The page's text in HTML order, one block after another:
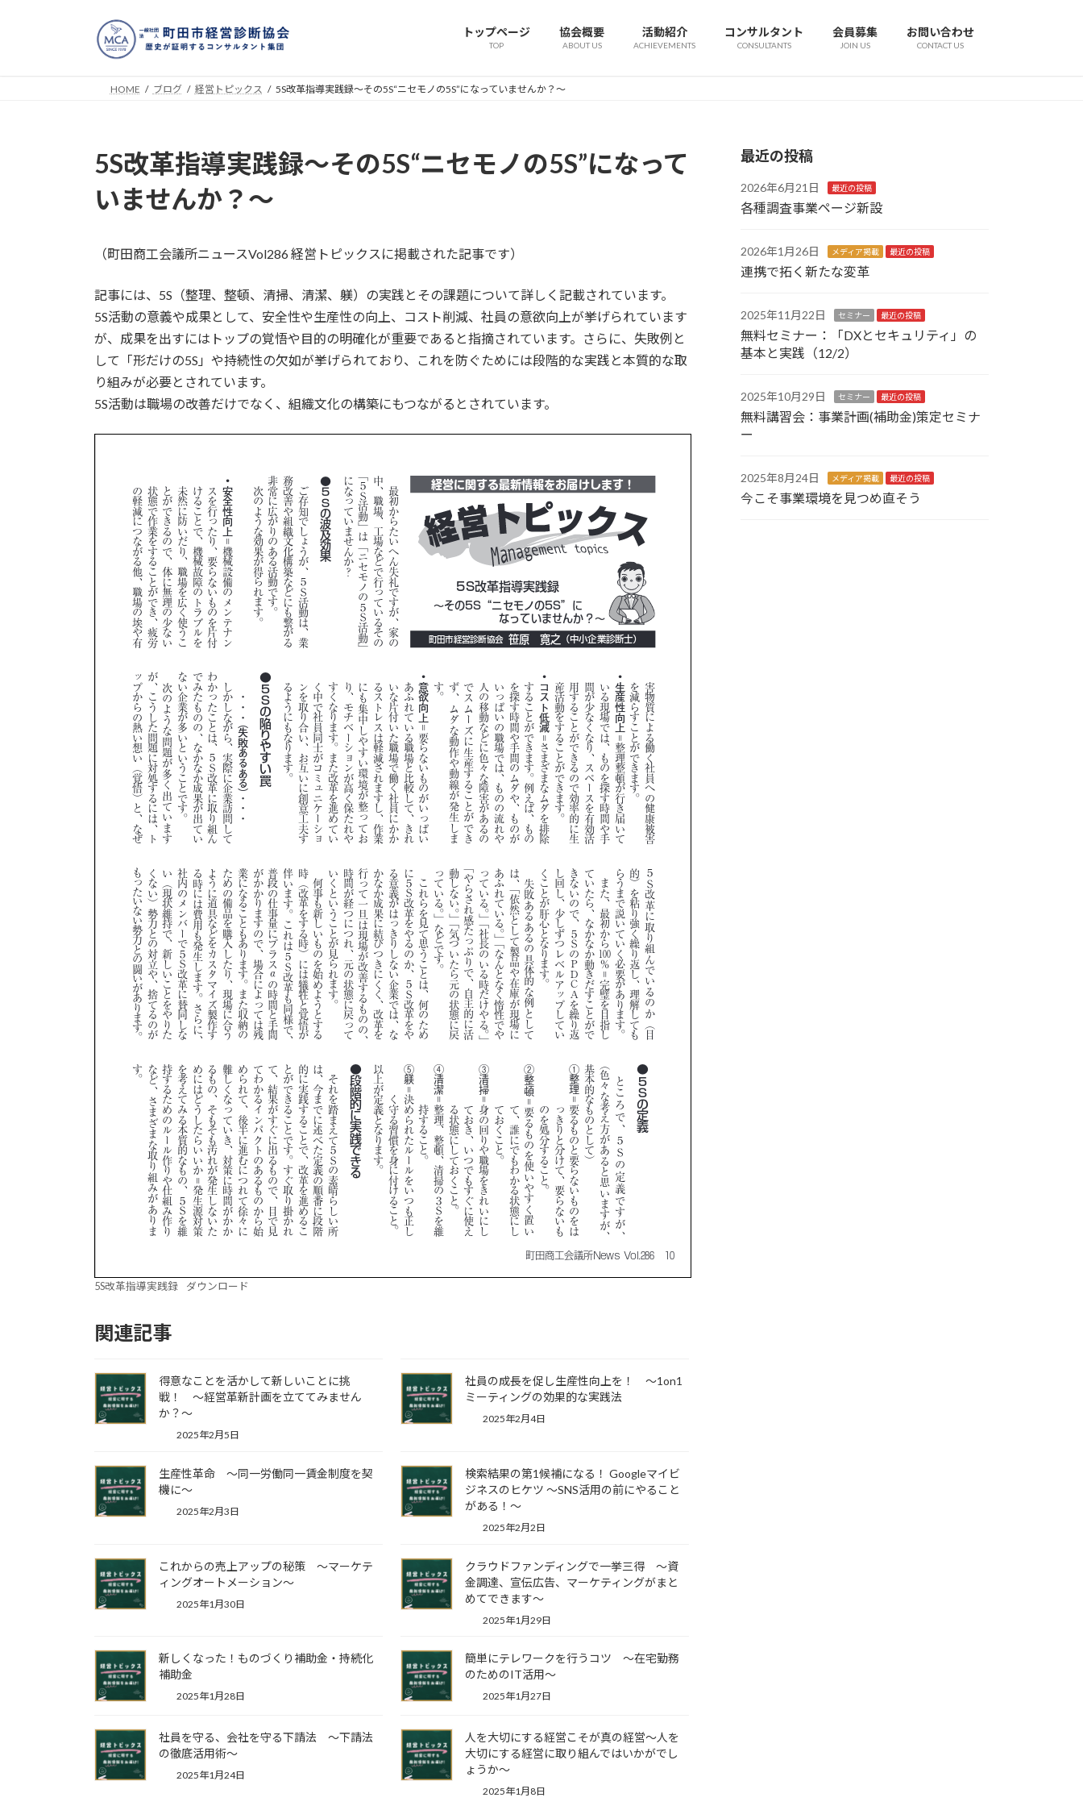
トップページ
TOP
協会概要
ABOUT US
活動紹介
ACHIEVEMENTS
コンサルタント
CONSULTANTS
会員募集
JOIN US
お問い合わせ
CONTACT US
HOME ブログ 経営トピックス 5S改革指導実践録～その5S“ニセモノの5S”になっていませんか？～
5S改革指導実践録～その5S“ニセモノの5S”になって
いませんか？～
（町田商工会議所ニュースVol286 経営トピックスに掲載された記事です）
記事には、5S（整理、整頓、清掃、清潔、躾）の実践とその課題について詳しく記載されています。
5S活動の意義や成果として、安全性や生産性の向上、コスト削減、社員の意欲向上が挙げられています
が、成果を出すにはトップの覚悟や目的の明確化が重要であると指摘されています。さらに、失敗例と
して「形だけの5S」や持続性の欠如が挙げられており、これを防ぐためには段階的な実践と本質的な取
り組みが必要とされています。
5S活動は職場の改善だけでなく、組織文化の構築にもつながるとされています。
5S改革指導実践録 ダウンロード
関連記事
得意なことを活かして新しいことに挑
戦！ ～経営革新計画を立ててみません
か？～
2025年2月5日
社員の成長を促し生産性向上を！ ～1on1
ミーティングの効果的な実践法
2025年2月4日
生産性革命 ～同一労働同一賃金制度を契
機に～
2025年2月3日
検索結果の第1候補になる！ Googleマイビ
ジネスのヒケツ ～SNS活用の前にやること
がある！～
2025年2月2日
これからの売上アップの秘策 ～マーケテ
ィングオートメーション～
2025年1月30日
クラウドファンディングで一挙三得 ～資
金調達、宣伝広告、マーケティングがまと
めてできます～
2025年1月29日
新しくなった！ものづくり補助金・持続化
補助金
2025年1月28日
簡単にテレワークを行うコツ ～在宅勤務
のためのIT活用～
2025年1月27日
社員を守る、会社を守る下請法 ～下請法
の徹底活用術～
2025年1月24日
人を大切にする経営こそが真の経営～人を
大切にする経営に取り組んではいかがでし
ょうか～
2025年1月8日
最近の投稿
2026年6月21日 最近の投稿
各種調査事業ページ新設
2026年1月26日 メディア掲載 最近の投稿
連携で拓く新たな変革
2025年11月22日 セミナー 最近の投稿
無料セミナー：「DXとセキュリティ」の
基本と実践（12/2）
2025年10月29日 セミナー 最近の投稿
無料講習会：事業計画(補助金)策定セミナ
ー
2025年8月24日 メディア掲載 最近の投稿
今こそ事業環境を見つめ直そう